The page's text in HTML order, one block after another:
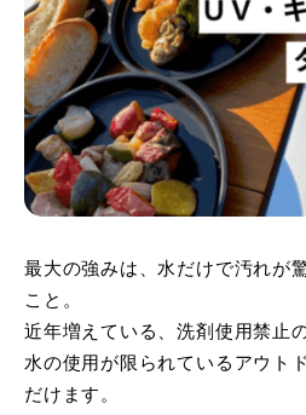
最大の強みは、水だけで汚れが
こと。
近年増えている、洗剤使用禁止
水の使用が限られているアウト
だけます。